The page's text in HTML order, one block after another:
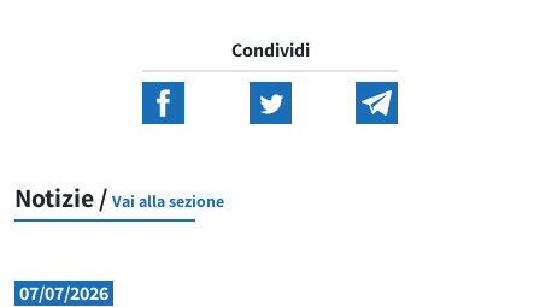
Condividi
Notizie / Vai alla sezione
07/07/2026